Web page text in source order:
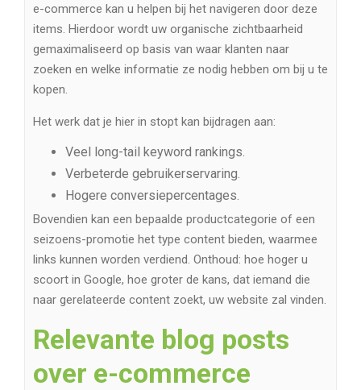
e-commerce kan u helpen bij het navigeren door deze
items. Hierdoor wordt uw organische zichtbaarheid
gemaximaliseerd op basis van waar klanten naar
zoeken en welke informatie ze nodig hebben om bij u te
kopen.
Het werk dat je hier in stopt kan bijdragen aan:
Veel long-tail keyword rankings.
Verbeterde gebruikerservaring.
Hogere conversiepercentages.
Bovendien kan een bepaalde productcategorie of een
seizoens-promotie het type content bieden, waarmee
links kunnen worden verdiend. Onthoud: hoe hoger u
scoort in Google, hoe groter de kans, dat iemand die
naar gerelateerde content zoekt, uw website zal vinden.
Relevante blog posts
over e-commerce